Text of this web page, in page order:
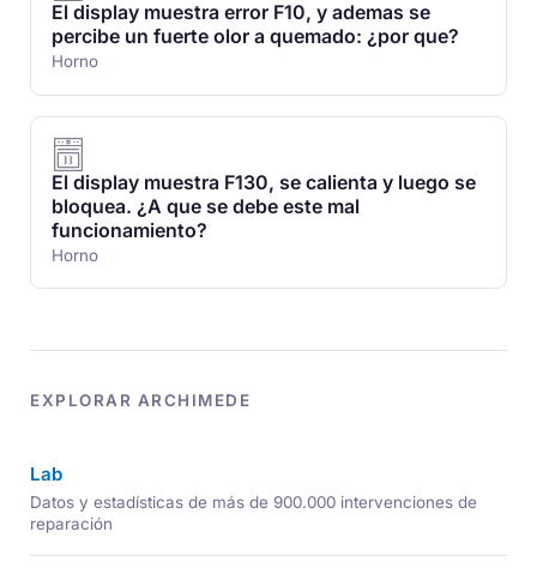
El display muestra error F10, y ademas se
percibe un fuerte olor a quemado: ¿por que?
Horno
El display muestra F130, se calienta y luego se
bloquea. ¿A que se debe este mal
funcionamiento?
Horno
EXPLORAR ARCHIMEDE
Lab
Datos y estadísticas de más de 900.000 intervenciones de
reparación